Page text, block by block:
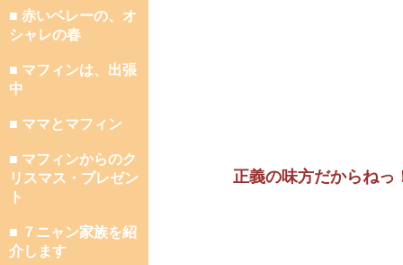
■ 赤いベレーの、オ
シャレの春
■ マフィンは、出張
中
■ ママとマフィン
■ マフィンからのク
リスマス・プレゼン
ト
■ ７ニャン家族を紹
介します
正義の味方だからねっ